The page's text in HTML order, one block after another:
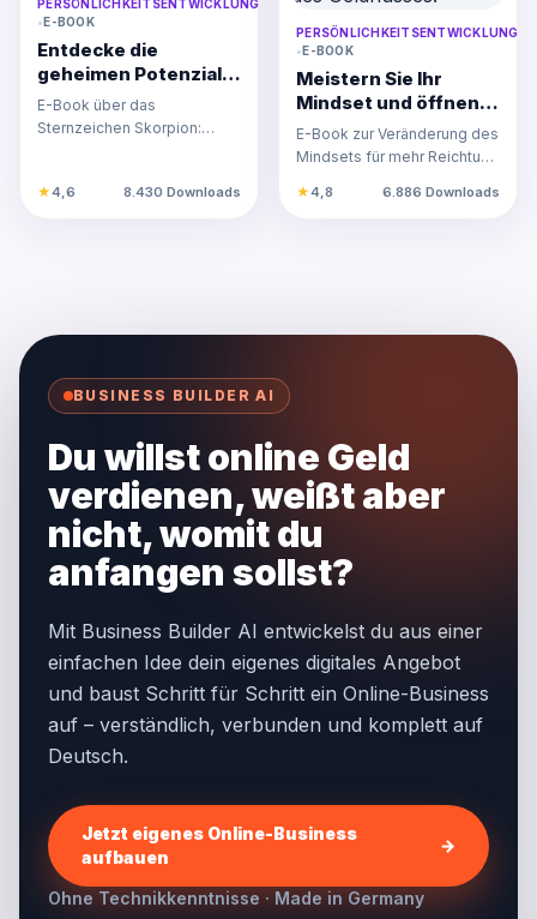
PERSÖNLICHKEITSENTWICKLUNG
•E-BOOK
Entdecke die
geheimen Potenziale
des Skorpions und
entfalte dein wahres
E-Book über das
Sternzeichen Skorpion:
persönl…
★4,6 8.430 Downloads
PERSÖNLICHKEITSENTWICKLUNG
•E-BOOK
Meistern Sie Ihr
Mindset und öffnen
Sie die Tür zum
Reichtum: Entdecken
des Geldflusses!
E-Book zur Veränderung des
Mindsets für mehr Reichtum.
Glaubenssätze loszulassen
★4,8 6.886 Downloads
BUSINESS BUILDER AI
Du willst online Geld
verdienen, weißt aber
nicht, womit du
anfangen sollst?
Mit Business Builder AI entwickelst du aus einer
einfachen Idee dein eigenes digitales Angebot
und baust Schritt für Schritt ein Online-Business
auf – verständlich, verbunden und komplett auf
Deutsch.
Jetzt eigenes Online-Business
aufbauen
→
Ohne Technikkenntnisse · Made in Germany